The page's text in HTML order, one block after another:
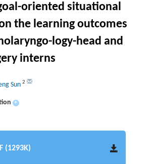
oriented situational
the learning outcomes
logy-head and
interns
Sun 2
+
(1293K)